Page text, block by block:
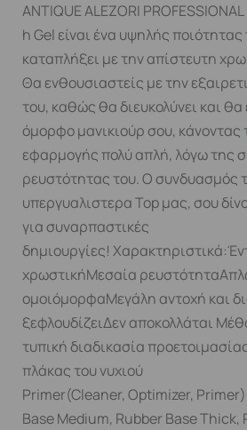
ANTIQUE ALEZORI
h Gel είναι ένα υψηλής
καταπλήξει με την απίστευτη
Θα ενθουσιαστείς με την
του, καθώς θα διευκολύνει και θα
όμορφο μανικιούρ σου, κάνοντας
εφαρμογής πολύ απλή, λόγω της
ρευστότητας του. Ο συνδυασμός
υπεργυαλιστερα Top μας, σου
για συναρπαστικές
δημιουργίες!
χρωστικήΜεσαία
ομοιόμορφαΜεγάλη αντοχή και
ξεφλουδίζειΔεν αποκολλάται
τυπική διαδικασία
πλάκας του νυχιού
Primer(Cleaner, Optimizer,
Base Medium, Rubber Base Thick,